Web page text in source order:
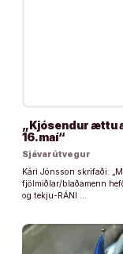
„Kjósendur ættu
16.maí“
Sjávarútvegur
Kári Jónsson skrifaði:
fjölmiðlar/blaðamenn
og tekju-RÁNI …